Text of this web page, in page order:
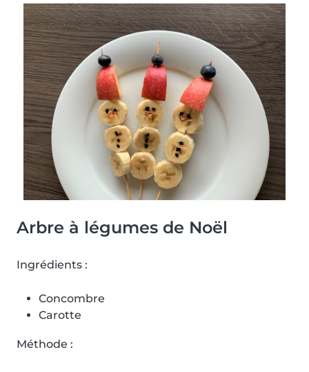
Arbre à légumes de Noël
Ingrédients :
Concombre
Carotte
Méthode :